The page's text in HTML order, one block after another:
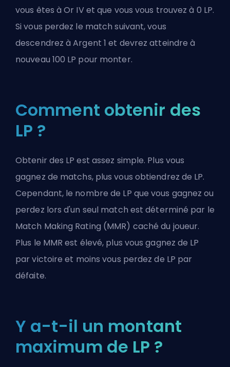
vous êtes à Or IV et que vous vous trouvez à 0 LP.
Si vous perdez le match suivant, vous
descendrez à Argent 1 et devrez atteindre à
nouveau 100 LP pour monter.
Comment obtenir des
LP ?
Obtenir des LP est assez simple. Plus vous
gagnez de matchs, plus vous obtiendrez de LP.
Cependant, le nombre de LP que vous gagnez ou
perdez lors d'un seul match est déterminé par le
Match Making Rating (MMR) caché du joueur.
Plus le MMR est élevé, plus vous gagnez de LP
par victoire et moins vous perdez de LP par
défaite.
Y a-t-il un montant
maximum de LP ?